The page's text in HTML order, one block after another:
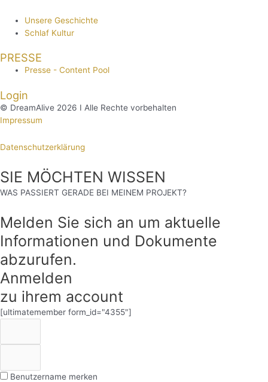
Unsere Geschichte
Schlaf Kultur
PRESSE
Presse - Content Pool
Login
© DreamAlive 2026 I Alle Rechte vorbehalten
Impressum
Datenschutzerklärung
SIE MÖCHTEN WISSEN
WAS PASSIERT GERADE BEI MEINEM PROJEKT?
Melden Sie sich an um aktuelle
Informationen und Dokumente
abzurufen.
Anmelden
zu ihrem account
[ultimatemember form_id="4355"]
Benutzername merken